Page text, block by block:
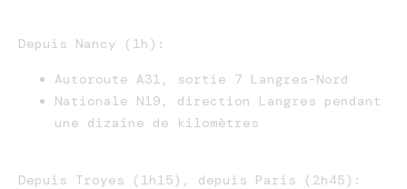
Depuis Nancy (1h):
Autoroute A31, sortie 7 Langres-Nord
Nationale N19, direction Langres pendant
une dizaine de kilomètres
Depuis Troyes (1h15), depuis Paris (2h45):